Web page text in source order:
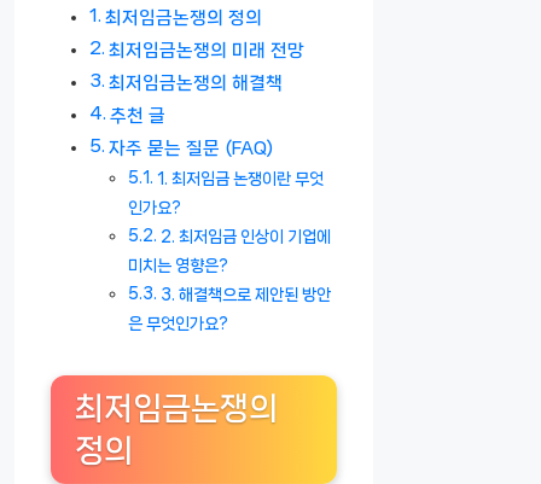
최저임금논쟁의 정의
최저임금논쟁의 미래 전망
최저임금논쟁의 해결책
추천 글
자주 묻는 질문 (FAQ)
1. 최저임금 논쟁이란 무엇
인가요?
2. 최저임금 인상이 기업에
미치는 영향은?
3. 해결책으로 제안된 방안
은 무엇인가요?
최저임금논쟁의
정의